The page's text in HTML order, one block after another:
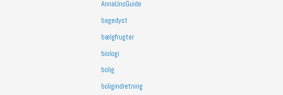
AnnaUnoGuide
bagedyst
bælgfrugter
biologi
bolig
boligindretning